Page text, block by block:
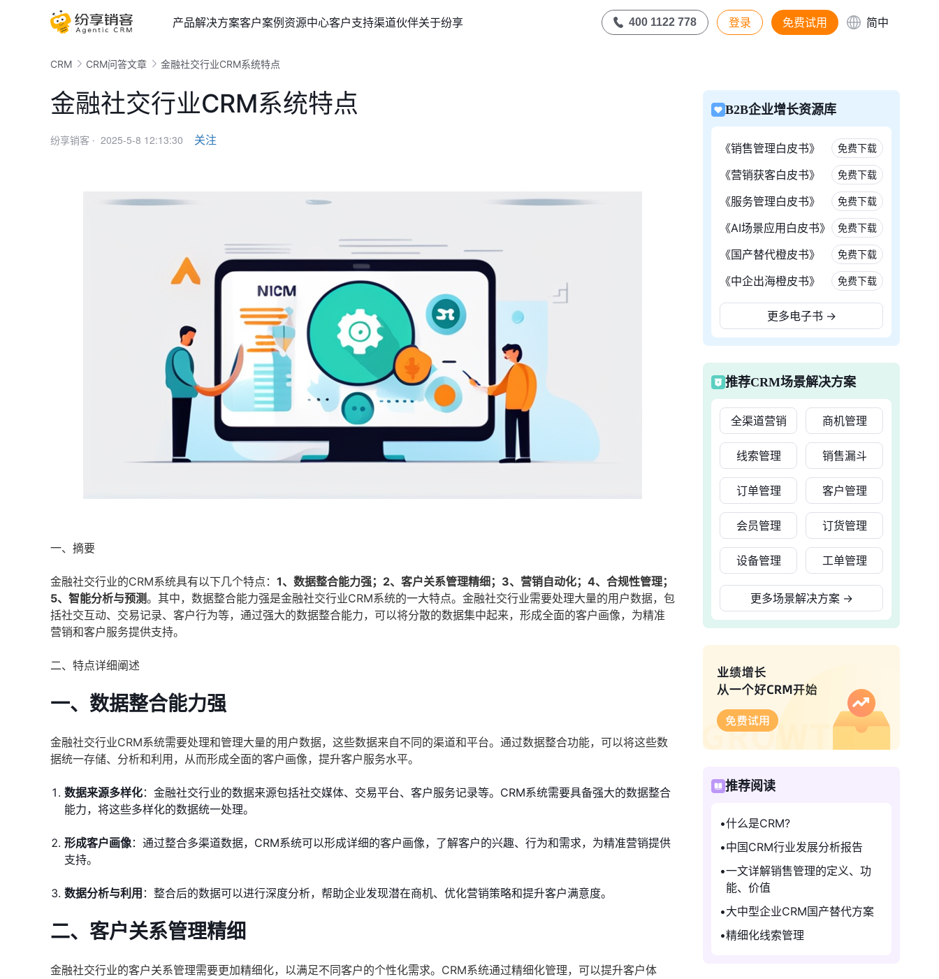
产品解决方案客户案例资源中心客户支持渠道伙伴关于纷享 400 1122 778 登录 免费试用 简中
CRM CRM问答文章 金融社交行业CRM系统特点
金融社交行业CRM系统特点
纷享销客 · 2025-5-8 12:13:30 关注
一、摘要
金融社交行业的CRM系统具有以下几个特点： 1、数据整合能力强；2、客户关系管理精细；3、营销自动化；4、合规性管理；
5、智能分析与预测。其中，数据整合能力强是金融社交行业CRM系统的一大特点。金融社交行业需要处理大量的用户数据，包
括社交互动、交易记录、客户行为等，通过强大的数据整合能力，可以将分散的数据集中起来，形成全面的客户画像，为精准
营销和客户服务提供支持。
二、特点详细阐述
一、数据整合能力强
金融社交行业CRM系统需要处理和管理大量的用户数据，这些数据来自不同的渠道和平台。通过数据整合功能，可以将这些数
据统一存储、分析和利用，从而形成全面的客户画像，提升客户服务水平。
数据来源多样化：金融社交行业的数据来源包括社交媒体、交易平台、客户服务记录等。CRM系统需要具备强大的数据整合
能力，将这些多样化的数据统一处理。
形成客户画像：通过整合多渠道数据，CRM系统可以形成详细的客户画像，了解客户的兴趣、行为和需求，为精准营销提供
支持。
数据分析与利用 ：整合后的数据可以进行深度分析，帮助企业发现潜在商机、优化营销策略和提升客户满意度。
二、客户关系管理精细
金融社交行业的客户关系管理需要更加精细化，以满足不同客户的个性化需求。CRM系统通过精细化管理，可以提升客户体
B2B企业增长资源库
《销售管理白皮书》 免费下载
《营销获客白皮书》 免费下载
《服务管理白皮书》 免费下载
《AI场景应用白皮书》 免费下载
《国产替代橙皮书》 免费下载
《中企出海橙皮书》 免费下载
更多电子书 →
推荐CRM场景解决方案
全渠道营销 商机管理
线索管理 销售漏斗
订单管理 客户管理
会员管理 订货管理
设备管理 工单管理
更多场景解决方案 →
推荐阅读
什么是CRM?
中国CRM行业发展分析报告
一文详解销售管理的定义、功
能、价值
大中型企业CRM国产替代方案
精细化线索管理